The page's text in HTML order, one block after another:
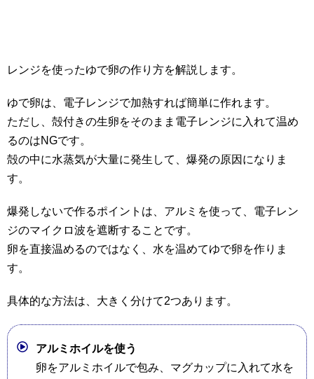
レンジを使ったゆで卵の作り方を解説します。
ゆで卵は、電子レンジで加熱すれば簡単に作れます。
ただし、殻付きの生卵をそのまま電子レンジに入れて温め
るのはNGです。
殻の中に水蒸気が大量に発生して、爆発の原因になりま
す。
爆発しないで作るポイントは、アルミを使って、電子レン
ジのマイクロ波を遮断することです。
卵を直接温めるのではなく、水を温めてゆで卵を作りま
す。
具体的な方法は、大きく分けて2つあります。
アルミホイルを使う
卵をアルミホイルで包み、マグカップに入れて水を